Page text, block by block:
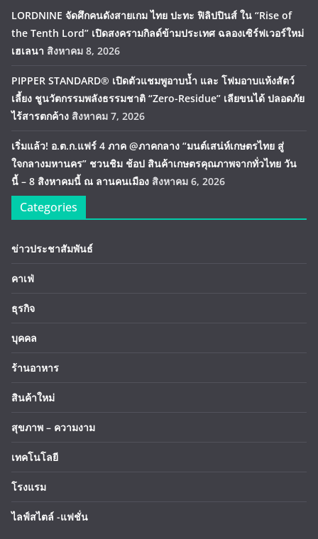
LORDNINE จัดศึกคนดังสายเกม ไทย ปะทะ ฟิลิปปินส์ ใน “Rise of
the Tenth Lord” เปิดสงครามกิลด์ข้ามประเทศ ฉลองเซิร์ฟเวอร์ใหม่
เฮเลนา สิงหาคม 8, 2026
PIPPER STANDARD® เปิดตัวแชมพูอาบน้ำ และ โฟมอาบแห้งสัตว์
เลี้ยง ชูนวัตกรรมพลังธรรมชาติ “Zero-Residue” เลียขนได้ ปลอดภัย
ไร้สารตกค้าง สิงหาคม 7, 2026
เริ่มแล้ว! อ.ต.ก.แฟร์ 4 ภาค @ภาคกลาง “มนต์เสน่ห์เกษตรไทย สู่
ใจกลางมหานคร” ชวนชิม ช้อป สินค้าเกษตรคุณภาพจากทั่วไทย วัน
นี้ – 8 สิงหาคมนี้ ณ ลานคนเมือง สิงหาคม 6, 2026
Categories
ข่าวประชาสัมพันธ์
คาเฟ่
ธุรกิจ
บุคคล
ร้านอาหาร
สินค้าใหม่
สุขภาพ – ความงาม
เทคโนโลยี
โรงแรม
ไลฟ์สไตล์ -แฟชั่น